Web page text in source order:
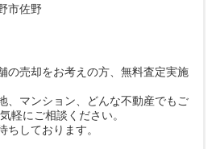
市佐野
の売却をお考えの方、無料査定実施
、マンション、どんな不動産でもご
軽にご相談ください。
ちしております。